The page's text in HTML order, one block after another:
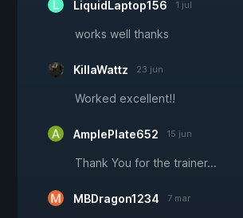
LiquidLaptop156 1 jul
works well thanks
KillaWattz 23 jun
Worked excellent!!
AmplePlate652 15 jun
Thank You for the trainer...
MBDragon1234 7 mar